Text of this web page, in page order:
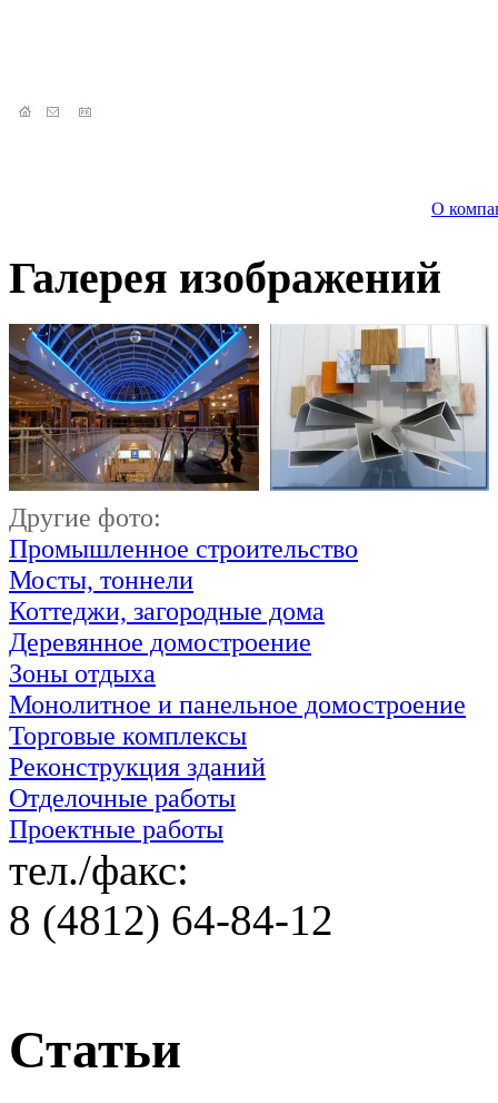
О
Галерея изображений
Другие фото:
Промышленное строительство
Мосты, тоннели
Коттеджи, загородные дома
Деревянное домостроение
Зоны отдыха
Монолитное и панельное домостроение
Торговые комплексы
Реконструкция зданий
Отделочные работы
Проектные работы
тел./факс:
8 (4812) 64-84-12
Статьи